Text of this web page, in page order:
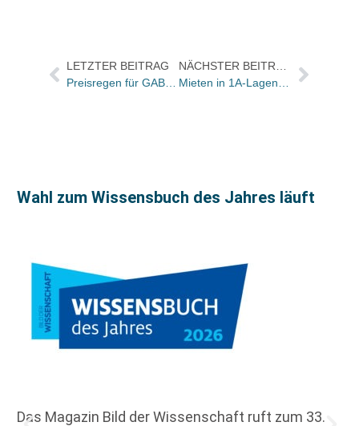
LETZTER BEITRAG
Preisregen für GABAL: Sieben Autoren und Trainer auf einmal ausgezeichnet
Wahl zum Wissensbuch des Jahres läuft
Das Magazin Bild der Wissenschaft ruft zum 33.